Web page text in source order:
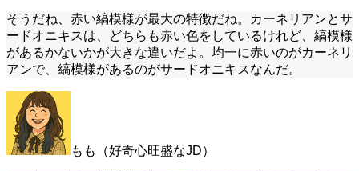
そうだね、赤い縞模様が最大の特徴だね。カーネリアンとサ
ードオニキスは、どちらも赤い色をしているけれど、縞模様
があるかないかが大きな違いだよ。均一に赤いのがカーネリ
アンで、縞模様があるのがサードオニキスなんだ。
もも（好奇心旺盛なJD）